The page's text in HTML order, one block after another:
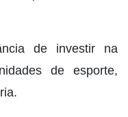
de investir na
de esporte,